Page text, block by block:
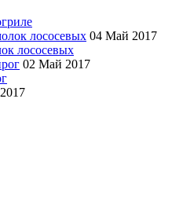
04 Май 2017
лососевых
02 Май 2017